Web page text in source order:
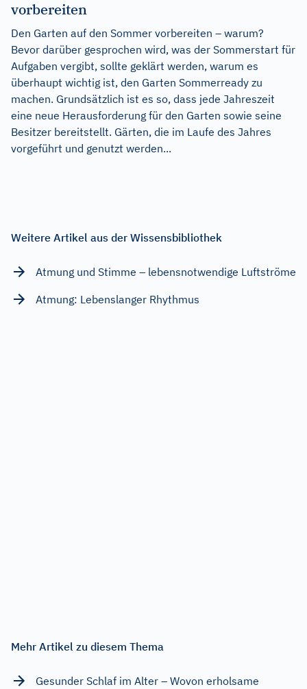
vorbereiten
Den Garten auf den Sommer vorbereiten – warum?
Bevor darüber gesprochen wird, was der Sommerstart für
Aufgaben vergibt, sollte geklärt werden, warum es
überhaupt wichtig ist, den Garten Sommerready zu
machen. Grundsätzlich ist es so, dass jede Jahreszeit
eine neue Herausforderung für den Garten sowie seine
Besitzer bereitstellt. Gärten, die im Laufe des Jahres
vorgeführt und genutzt werden...
Weitere Artikel aus der Wissensbibliothek
Atmung und Stimme – lebensnotwendige Luftströme
Atmung: Lebenslanger Rhythmus
Mehr Artikel zu diesem Thema
Gesunder Schlaf im Alter – Wovon erholsame